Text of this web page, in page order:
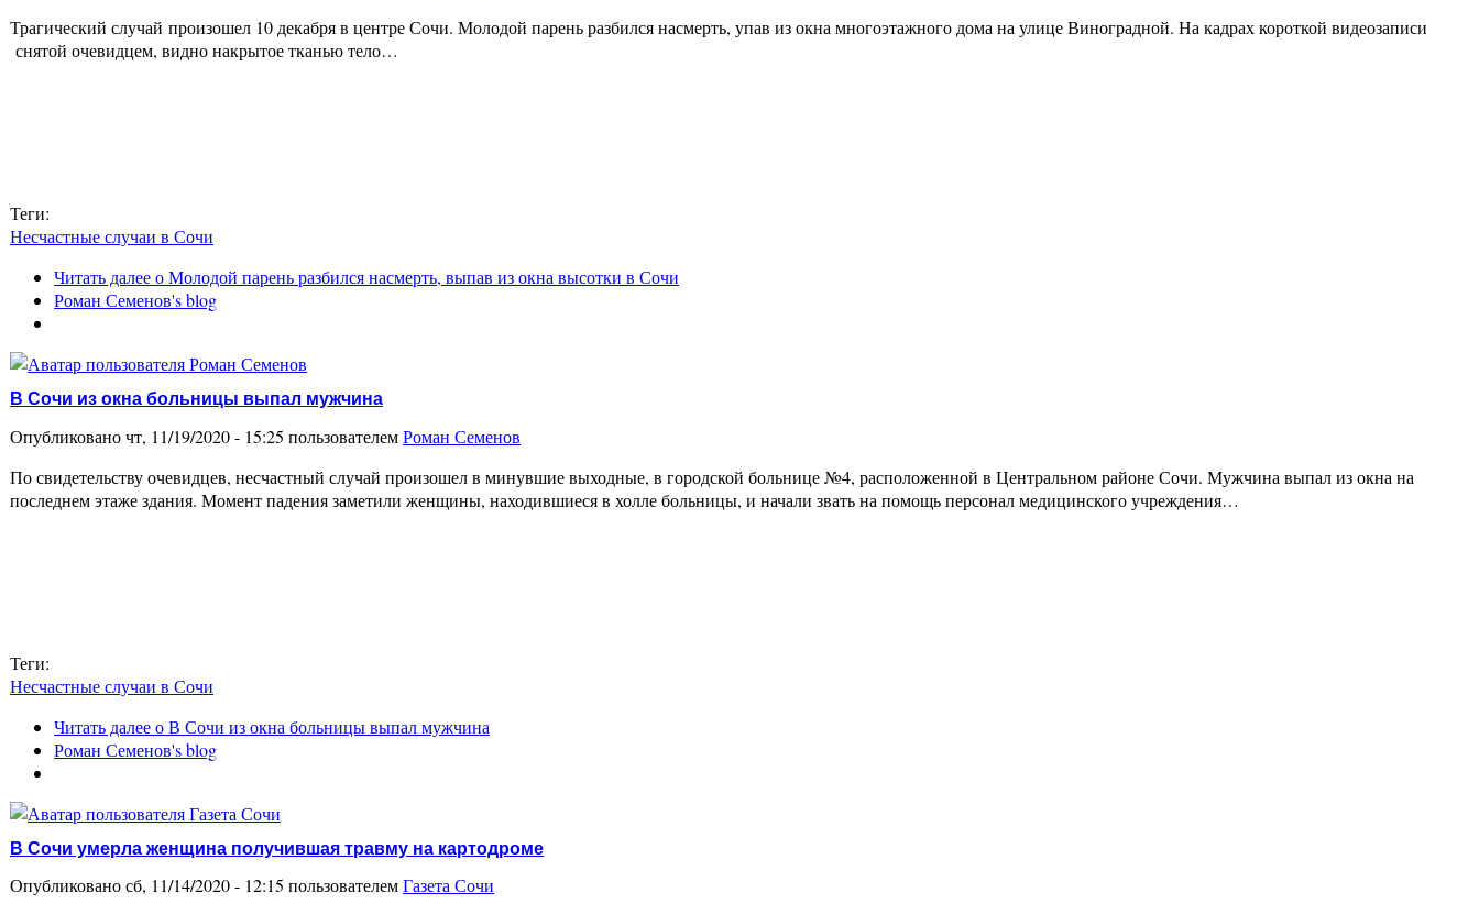
Трагический случай произошел 10 декабря в центре Сочи. Молодой парень разбился насмерть, упав из окна многоэтажного дома на улице Виноградной. На кадрах короткой видеозаписи
снятой очевидцем, видно накрытое тканью тело…
Теги:
Несчастные случаи в Сочи
Читать далеео Молодой парень разбился насмерть, выпав из окна высотки в Сочи
Роман Семенов's blog
В Сочи из окна больницы выпал мужчина
Опубликовано чт, 11/19/2020 - 15:25 пользователемРоман Семенов
По свидетельству очевидцев, несчастный случай произошел в минувшие выходные, в городской больнице №4, расположенной в Центральном районе Сочи. Мужчина выпал из окна на
последнем этаже здания. Момент падения заметили женщины, находившиеся в холле больницы, и начали звать на помощь персонал медицинского учреждения…
Теги:
Несчастные случаи в Сочи
Читать далеео В Сочи из окна больницы выпал мужчина
Роман Семенов's blog
В Сочи умерла женщина получившая травму на картодроме
Опубликовано сб, 11/14/2020 - 12:15 пользователемГазета Сочи